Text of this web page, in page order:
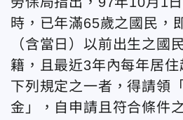
時，已年滿65歲之國民，
（含當日）以前出生之國
籍，且最近3年內每年居
下列規定之一者，得請領
金」，自申請且符合條件